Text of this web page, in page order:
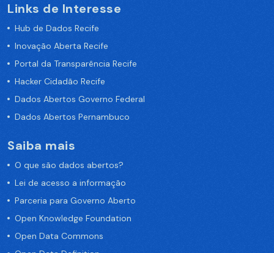
Links de Interesse
Hub de Dados Recife
Inovação Aberta Recife
Portal da Transparência Recife
Hacker Cidadão Recife
Dados Abertos Governo Federal
Dados Abertos Pernambuco
Saiba mais
O que são dados abertos?
Lei de acesso a informação
Parceria para Governo Aberto
Open Knowledge Foundation
Open Data Commons